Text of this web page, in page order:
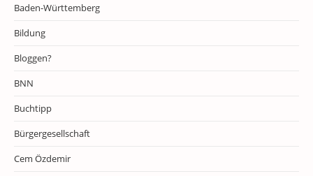
Baden-Württemberg
Bildung
Bloggen?
BNN
Buchtipp
Bürgergesellschaft
Cem Özdemir